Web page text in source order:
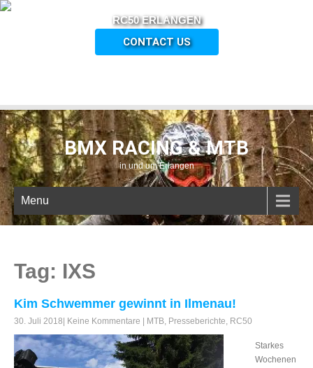
RC50 ERLANGEN
CONTACT US
BMX RACING & MTB
in und um Erlangen
Menu
Tag: IXS
Kim Schwemmer gewinnt in Ilmenau!
30. Juli 2018 Keine Kommentare MTB, Presseberichte, RC50
Starkes
Wochenen